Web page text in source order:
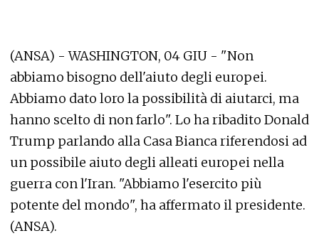
(ANSA) - WASHINGTON, 04 GIU - "Non
abbiamo bisogno dell'aiuto degli europei.
Abbiamo dato loro la possibilità di aiutarci, ma
hanno scelto di non farlo". Lo ha ribadito Donald
Trump parlando alla Casa Bianca riferendosi ad
un possibile aiuto degli alleati europei nella
guerra con l'Iran. "Abbiamo l'esercito più
potente del mondo", ha affermato il presidente.
(ANSA).